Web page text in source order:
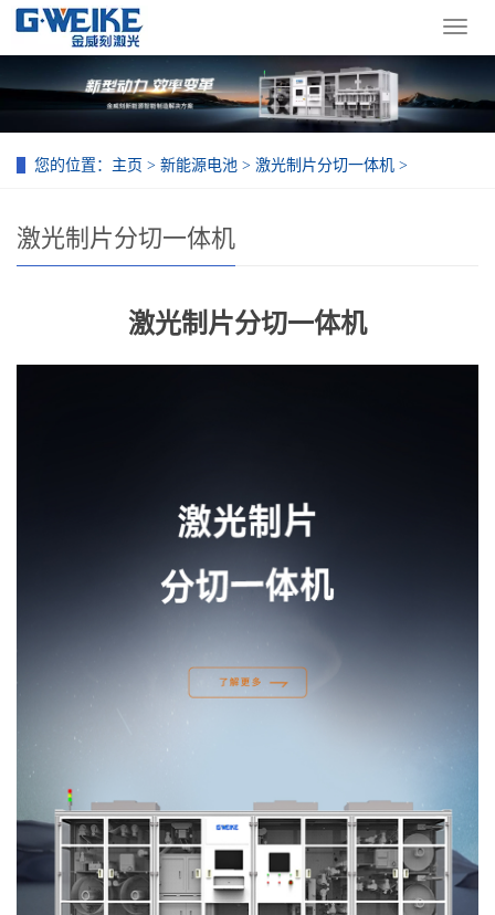
导
单
您的位置： 主页 > 新能源电池 > 激光制片分切一体机 >
激光制片分切一体机
激光制片分切一体机